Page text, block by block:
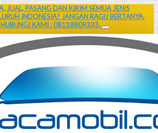
JUAL, PASANG DAN KIRIM SEMUA JENIS
INDONESIA? JANGAN RAGU BERTANYA.
HUBUNGI KAMI : 08118809333.